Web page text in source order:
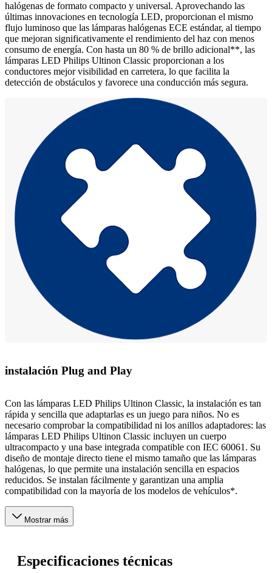
halógenas de formato compacto y universal. Aprovechando las
últimas innovaciones en tecnología LED, proporcionan el mismo
flujo luminoso que las lámparas halógenas ECE estándar, al tiempo
que mejoran significativamente el rendimiento del haz con menos
consumo de energía. Con hasta un 80 % de brillo adicional**, las
lámparas LED Philips Ultinon Classic proporcionan a los
conductores mejor visibilidad en carretera, lo que facilita la
detección de obstáculos y favorece una conducción más segura.
instalación Plug and Play
Con las lámparas LED Philips Ultinon Classic, la instalación es tan
rápida y sencilla que adaptarlas es un juego para niños. No es
necesario comprobar la compatibilidad ni los anillos adaptadores: las
lámparas LED Philips Ultinon Classic incluyen un cuerpo
ultracompacto y una base integrada compatible con IEC 60061. Su
diseño de montaje directo tiene el mismo tamaño que las lámparas
halógenas, lo que permite una instalación sencilla en espacios
reducidos. Se instalan fácilmente y garantizan una amplia
compatibilidad con la mayoría de los modelos de vehículos*.
Mostrar más
Especificaciones técnicas